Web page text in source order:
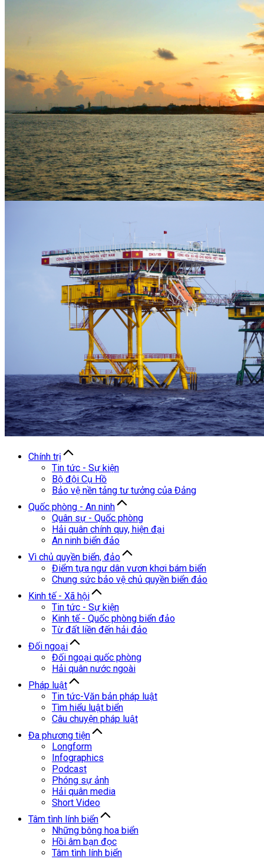
Chính trị
Tin tức - Sự kiện
Bộ đội Cụ Hồ
Bảo vệ nền tảng tư tưởng của Đảng
Quốc phòng - An ninh
Quân sự - Quốc phòng
Hải quân chính quy, hiện đại
An ninh biển đảo
Vì chủ quyền biển, đảo
Điểm tựa ngư dân vươn khơi bám biển
Chung sức bảo vệ chủ quyền biển đảo
Kinh tế - Xã hội
Tin tức - Sự kiện
Kinh tế - Quốc phòng biển đảo
Từ đất liền đến hải đảo
Đối ngoại
Đối ngoại quốc phòng
Hải quân nước ngoài
Pháp luật
Tin tức-Văn bản pháp luật
Tìm hiểu luật biển
Câu chuyện pháp luật
Đa phương tiện
Longform
Infographics
Podcast
Phóng sự ảnh
Hải quân media
Short Video
Tâm tình lính biển
Những bông hoa biển
Hồi âm bạn đọc
Tâm tình lính biển